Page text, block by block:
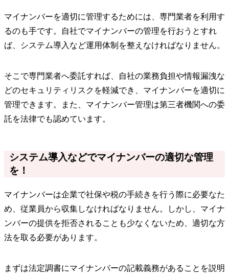
マイナンバーを適切に管理するためには、専門業者を利用す
るのも手です。自社でマイナンバーの管理を行おうとすれ
ば、システム導入など運用体制を整えなければなりません。
そこで専門業者へ委託すれば、自社の業務負担や情報漏洩な
どのセキュリティリスクを軽減でき、マイナンバーを適切に
管理できます。また、マイナンバー管理は第三者機関への委
託を法律でも認めています。
システム導入などでマイナンバーの適切な管理
を！
マイナンバーは企業で社保や税の手続きを行う際に必要なた
め、従業員から収集しなければなりません。しかし、マイナ
ンバーの提供を拒否されることも少なくないため、適切な方
法を取る必要があります。
まずは法定調書にマイナンバーの記載義務があることを説明